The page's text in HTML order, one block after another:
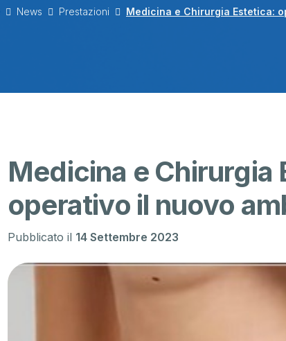
News Prestazioni Medicina e Chirurgia Estetica:
Medicina e Chirurgia
operativo il nuovo
Pubblicato il 14 Settembre 2023